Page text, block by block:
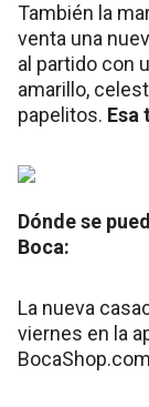
También la
venta una
al partido con
amarillo,
papelitos. Esa
Dónde se
Boca:
La nueva
viernes en la